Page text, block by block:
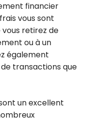
financier
vous sont
retirez de
ou à un
également
transactions que
un excellent